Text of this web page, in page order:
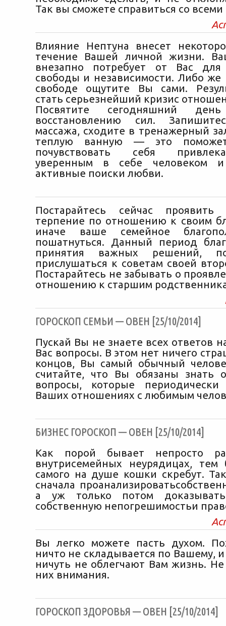
Так вы сможете справиться со
Влияние Нептуна внесет
течение Вашей личной жизни.
внезапно потребует от Вас
свободы и независимости. Либо же
свободе ощутите Вы сами.
стать серьезнейший кризис
Посвятите сегодняшний
восстановлению сил.
массажа, сходите в тренажерный
теплую ванную — это
почувствовать себя
уверенным в себе человеком и
активные поиски любви.
Постарайтесь сейчас проявить
терпение по отношению к своим
иначе ваше семейное
пошатнуться. Данный период
принятия важных решений,
прислушаться к советам своей
Постарайтесь не забывать о
отношению к старшим
ГОРОСКОП СЕМЬИ — ОВЕН [25/10/2014]
Пускай Вы не знаете всех ответов
Вас вопросы. В этом нет ничего
концов, Вы самый обычный
считайте, что Вы обязаны знать
вопросы, которые
Ваших отношениях с любимым
БИЗНЕС ГОРОСКОП — ОВЕН [25/10/2014]
Как порой бывает непросто
внутрисемейных неурядицах, тем
самого на душе кошки скребут.
сначала
а уж только потом
собственную непогрешимостьи
Вы легко можете пасть духом.
ничто не складывается по Вашему,
ничуть не облегчают Вам жизнь.
них внимания.
ГОРОСКОП ЗДОРОВЬЯ — ОВЕН [25/10/2014]